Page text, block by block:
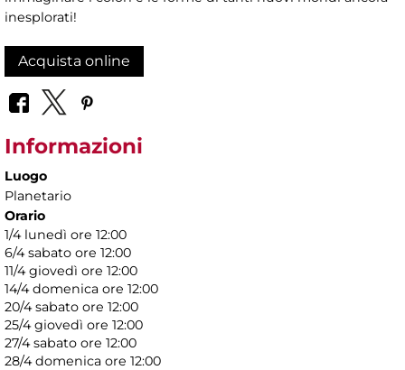
inesplorati!
Acquista online
Informazioni
Luogo
Planetario
Orario
1/4 lunedì ore 12:00
6/4 sabato ore 12:00
11/4 giovedì ore 12:00
14/4 domenica ore 12:00
20/4 sabato ore 12:00
25/4 giovedì ore 12:00
27/4 sabato ore 12:00
28/4 domenica ore 12:00